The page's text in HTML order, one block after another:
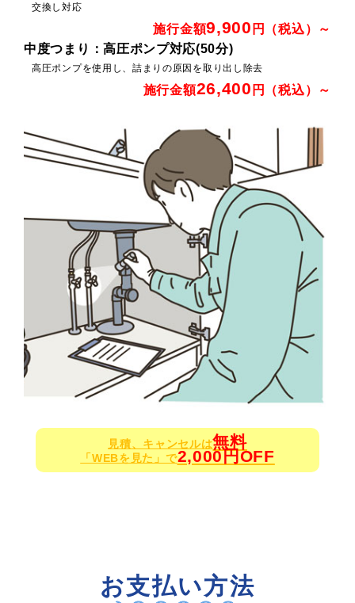
交換し対応
施行金額9,900 円（税込）～
中度つまり：高圧ポンプ対応(50分)
高圧ポンプを使用し、詰まりの原因を取り出し除去
施行金額26,400 円（税込）～
見積、キャンセルは無料
「WEBを見た」で2,000円OFF
お支払い方法